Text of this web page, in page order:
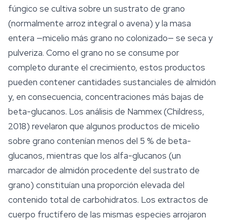
fúngico se cultiva sobre un sustrato de grano
(normalmente arroz integral o avena) y la masa
entera —micelio más grano no colonizado— se seca y
pulveriza. Como el grano no se consume por
completo durante el crecimiento, estos productos
pueden contener cantidades sustanciales de almidón
y, en consecuencia, concentraciones más bajas de
beta-glucanos. Los análisis de Nammex (Childress,
2018) revelaron que algunos productos de micelio
sobre grano contenían menos del 5 % de beta-
glucanos, mientras que los alfa-glucanos (un
marcador de almidón procedente del sustrato de
grano) constituían una proporción elevada del
contenido total de carbohidratos. Los extractos de
cuerpo fructífero de las mismas especies arrojaron